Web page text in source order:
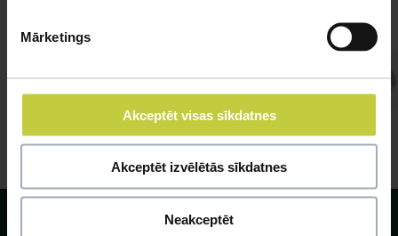
Mārketings
Akceptēt visas sīkdatnes
Akceptēt izvēlētās sīkdatnes
Neakceptēt
Atbild Veterinārārsts,
Veterinārārsts